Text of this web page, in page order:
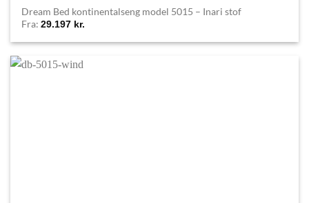
Dream Bed kontinentalseng model 5015 – Inari stof
Fra:29.197 kr.